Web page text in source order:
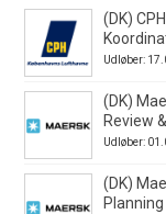
(DK)
Udløber:
(DK)
Review
Udløber:
(DK)